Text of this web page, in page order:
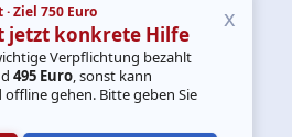
Ziel 750 Euro
jetzt konkrete Hilfe
Verpflichtung bezahlt
495 Euro, sonst kann
gehen. Bitte geben Sie
x